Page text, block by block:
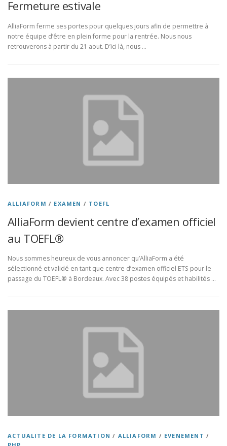
Fermeture estivale
AlliaForm ferme ses portes pour quelques jours afin de permettre à
notre équipe d’être en plein forme pour la rentrée. Nous nous
retrouverons à partir du 21 aout. D’ici là, nous …
ALLIAFORM / EXAMEN / TOEFL
AlliaForm devient centre d’examen officiel
au TOEFL®
Nous sommes heureux de vous annoncer qu’AlliaForm a été
sélectionné et validé en tant que centre d’examen officiel ETS pour le
passage du TOEFL® à Bordeaux. Avec 38 postes équipés et habilités …
ACTUALITE DE LA FORMATION / ALLIAFORM / EVENEMENT /